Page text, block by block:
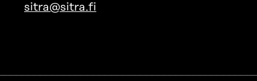
sitra@sitra.fi